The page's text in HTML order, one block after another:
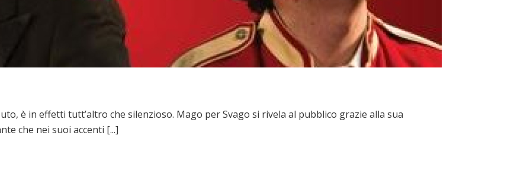
è in effetti tutt’altro che silenzioso. Mago per Svago si rivela al pubblico grazie alla sua
che nei suoi accenti [...]